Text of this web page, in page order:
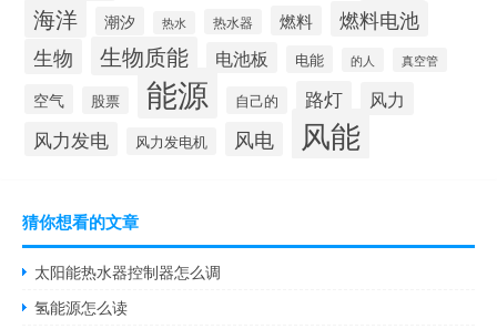
海洋 潮汐 热水 热水器 燃料
燃料电池
生物
生物质能 电池板 电能 的人 真空管
空气 股票 能源 自己的 路灯 风力
风力发电 风力发电机 风电 风能
猜你想看的文章
太阳能热水器控制器怎么调
氢能源怎么读